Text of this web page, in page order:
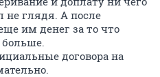
не глядя. А после
им денег за то что
больше.
договора на